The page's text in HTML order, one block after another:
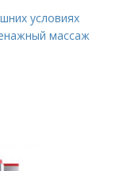
условиях
массаж